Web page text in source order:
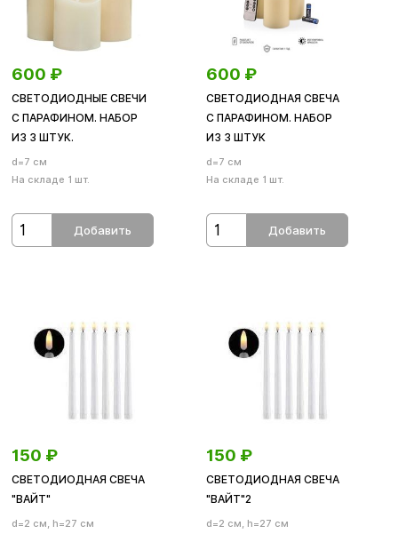
600 ₽
СВЕТОДИОДНЫЕ СВЕЧИ
С ПАРАФИНОМ. НАБОР
ИЗ 3 ШТУК.
d=7 см
На складе 1 шт.
Добавить
600 ₽
СВЕТОДИОДНАЯ СВЕЧА
С ПАРАФИНОМ. НАБОР
ИЗ 3 ШТУК
d=7 см
На складе 1 шт.
Добавить
150 ₽
СВЕТОДИОДНАЯ СВЕЧА
"ВАЙТ"
d=2 см, h=27 см
150 ₽
СВЕТОДИОДНАЯ СВЕЧА
"ВАЙТ"2
d=2 см, h=27 см